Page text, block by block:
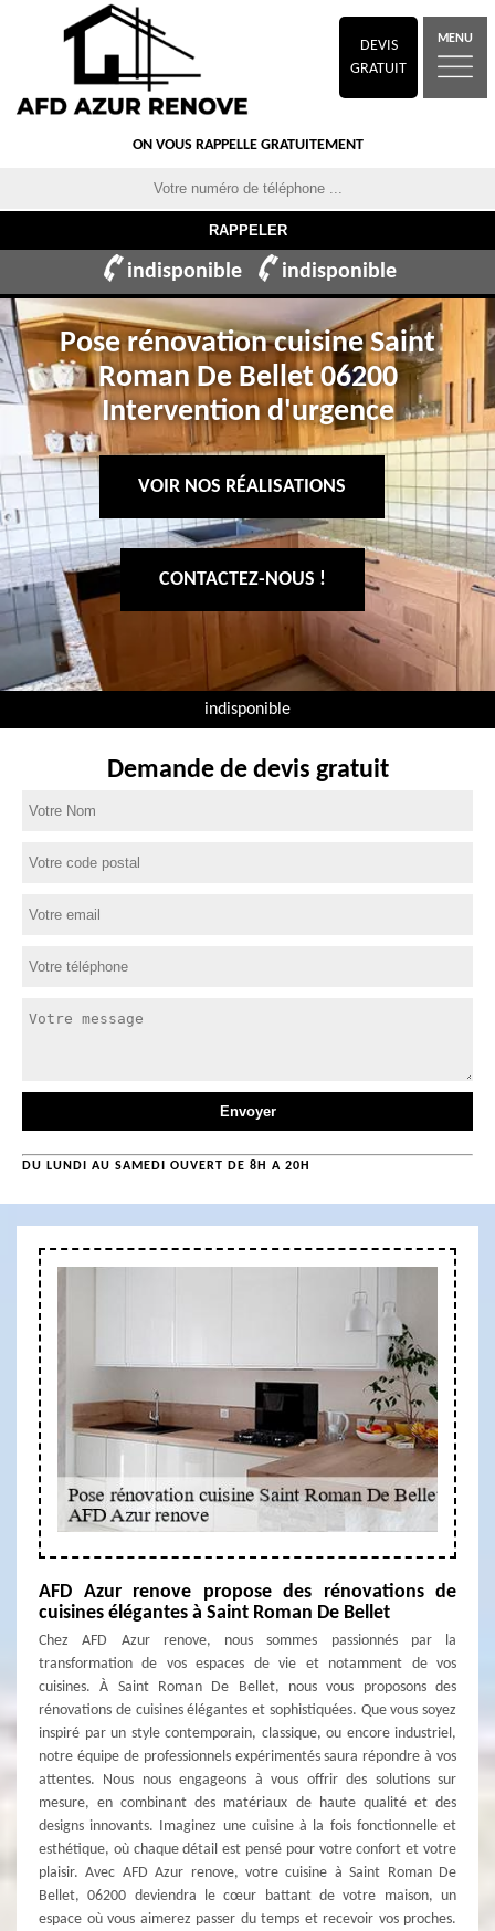
DEVIS
GRATUIT
MENU
ON VOUS RAPPELLE GRATUITEMENT
indisponible indisponible
Pose rénovation cuisine Saint
Roman De Bellet 06200
Intervention d'urgence
VOIR NOS RÉALISATIONS
CONTACTEZ-NOUS !
indisponible
Demande de devis gratuit
DU LUNDI AU SAMEDI OUVERT DE 8H A 20H
AFD Azur renove propose des rénovations de
cuisines élégantes à Saint Roman De Bellet
Chez AFD Azur renove, nous sommes passionnés par la
transformation de vos espaces de vie et notamment de vos
cuisines. À Saint Roman De Bellet, nous vous proposons des
rénovations de cuisines élégantes et sophistiquées. Que vous soyez
inspiré par un style contemporain, classique, ou encore industriel,
notre équipe de professionnels expérimentés saura répondre à vos
attentes. Nous nous engageons à vous offrir des solutions sur
mesure, en combinant des matériaux de haute qualité et des
designs innovants. Imaginez une cuisine à la fois fonctionnelle et
esthétique, où chaque détail est pensé pour votre confort et votre
plaisir. Avec AFD Azur renove, votre cuisine à Saint Roman De
Bellet, 06200 deviendra le cœur battant de votre maison, un
espace où vous aimerez passer du temps et recevoir vos proches.